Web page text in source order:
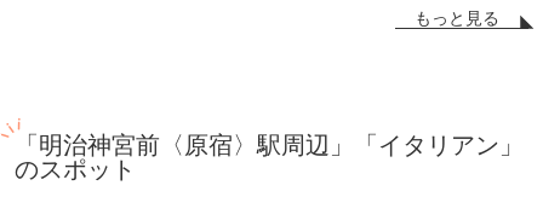
もっと見る
「明治神宮前〈原宿〉駅周辺」「イタリアン」
のスポット